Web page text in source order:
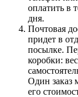
оплатить в
дня.
Почтовая
придет в
посылке.
коробки:
Один заказ
его